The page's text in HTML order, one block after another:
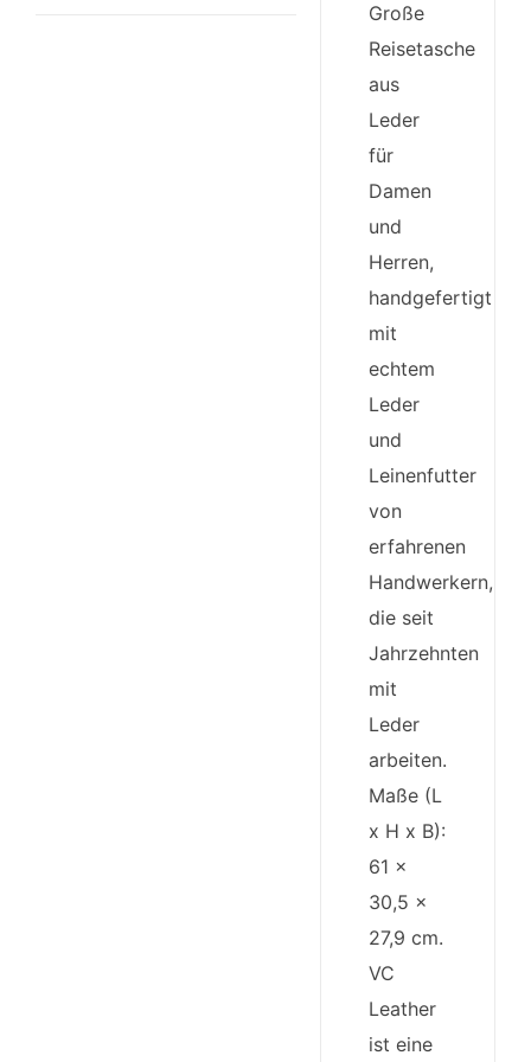
Große
Reisetasche
aus
Leder
für
Damen
und
Herren,
handgefertigt
mit
echtem
Leder
und
Leinenfutter
von
erfahrenen
Handwerkern,
die seit
Jahrzehnten
mit
Leder
arbeiten.
Maße (L
x H x B):
61 x
30,5 x
27,9 cm.
VC
Leather
ist eine